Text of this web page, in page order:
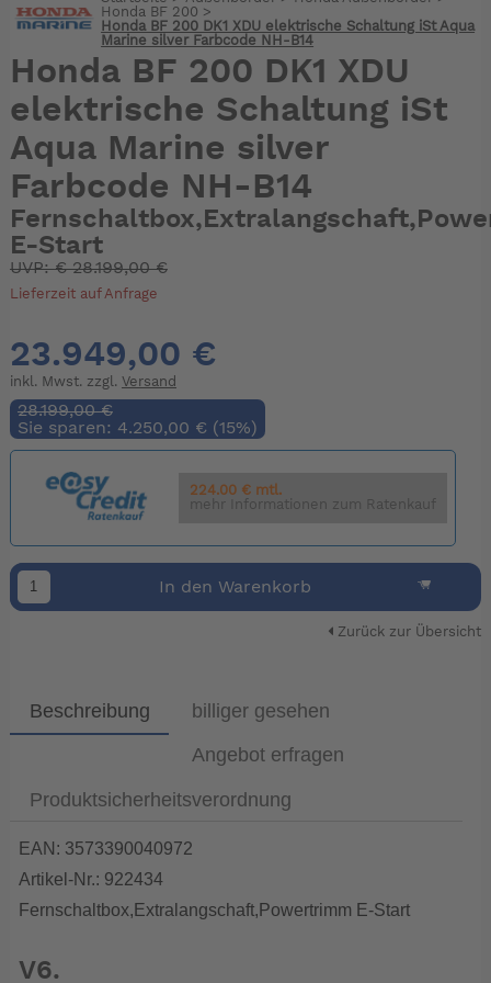
Honda BF 200 >
Honda BF 200 DK1 XDU elektrische Schaltung iSt Aqua
Marine silver Farbcode NH-B14
Honda BF 200 DK1 XDU
elektrische Schaltung iSt
Aqua Marine silver
Farbcode NH-B14
E-Start
UVP:€28.199,00 €
Lieferzeit auf Anfrage
23.949,00 €
inkl. Mwst. zzgl. Versand
28.199,00 €
Sie sparen: 4.250,00 € (15%)
224.00 € mtl.
mehr Informationen zum Ratenkauf
In den Warenkorb
Zurück zur Übersicht
Beschreibung billiger gesehen
Angebot erfragen
Produktsicherheitsverordnung
EAN: 3573390040972
Artikel-Nr.: 922434
Fernschaltbox,Extralangschaft,Powertrimm E-Start
V6.